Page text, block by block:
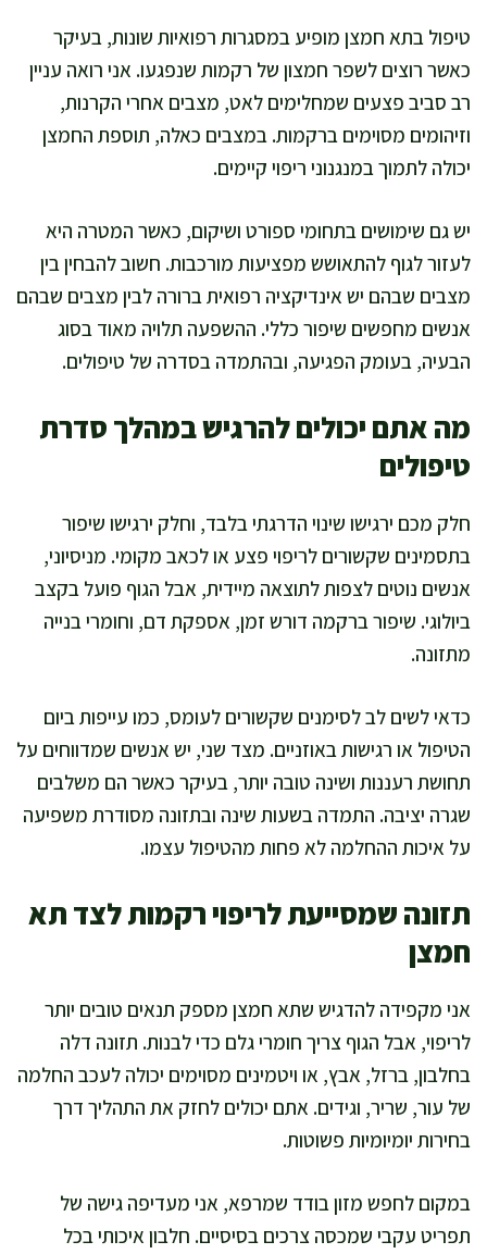
טיפול בתא חמצן מופיע במסגרות רפואיות שונות, בעיקר
כאשר רוצים לשפר חמצון של רקמות שנפגעו. אני רואה עניין
רב סביב פצעים שמחלימים לאט, מצבים אחרי הקרנות,
וזיהומים מסוימים ברקמות. במצבים כאלה, תוספת החמצן
יכולה לתמוך במנגנוני ריפוי קיימים.
יש גם שימושים בתחומי ספורט ושיקום, כאשר המטרה היא
לעזור לגוף להתאושש מפציעות מורכבות. חשוב להבחין בין
מצבים שבהם יש אינדיקציה רפואית ברורה לבין מצבים שבהם
אנשים מחפשים שיפור כללי. ההשפעה תלויה מאוד בסוג
הבעיה, בעומק הפגיעה, ובהתמדה בסדרה של טיפולים.
מה אתם יכולים להרגיש במהלך סדרת
טיפולים
חלק מכם ירגישו שינוי הדרגתי בלבד, וחלק ירגישו שיפור
בתסמינים שקשורים לריפוי פצע או לכאב מקומי. מניסיוני,
אנשים נוטים לצפות לתוצאה מיידית, אבל הגוף פועל בקצב
ביולוגי. שיפור ברקמה דורש זמן, אספקת דם, וחומרי בנייה
מתזונה.
כדאי לשים לב לסימנים שקשורים לעומס, כמו עייפות ביום
הטיפול או רגישות באוזניים. מצד שני, יש אנשים שמדווחים על
תחושת רעננות ושינה טובה יותר, בעיקר כאשר הם משלבים
שגרה יציבה. התמדה בשעות שינה ובתזונה מסודרת משפיעה
על איכות ההחלמה לא פחות מהטיפול עצמו.
תזונה שמסייעת לריפוי רקמות לצד תא
חמצן
אני מקפידה להדגיש שתא חמצן מספק תנאים טובים יותר
לריפוי, אבל הגוף צריך חומרי גלם כדי לבנות. תזונה דלה
בחלבון, ברזל, אבץ, או ויטמינים מסוימים יכולה לעכב החלמה
של עור, שריר, וגידים. אתם יכולים לחזק את התהליך דרך
בחירות יומיומיות פשוטות.
במקום לחפש מזון בודד שמרפא, אני מעדיפה גישה של
תפריט עקבי שמכסה צרכים בסיסיים. חלבון איכותי בכל